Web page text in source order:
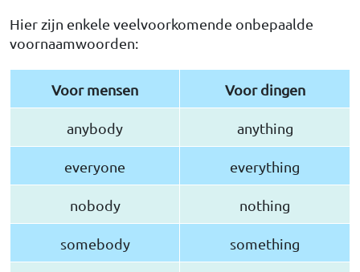
Hier zijn enkele veelvoorkomende onbepaalde
voornaamwoorden:
Voor mensen Voor dingen
anybody anything
everyone everything
nobody nothing
somebody something